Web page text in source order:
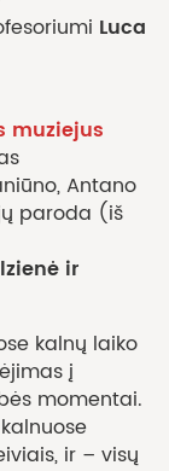
Luca
muziejus
Antano
paroda (iš
ir
kalnų laiko
į
momentai.
ir – visų